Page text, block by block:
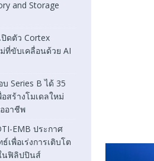
and Storage
ดตัว Cortex
ที่ขับเคลื่อนด้วย AI
Series B ได้ 35
สร้างโมเดลใหม่
อาชีพ
EMB ประกาศ
เพื่อเร่งการเติบโต
นฟิลิปปินส์